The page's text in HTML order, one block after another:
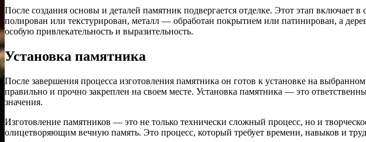
После создания основы и деталей памятник подвергается отделке. Этот этап
полирован или текстурирован, металл — обработан покрытием или патинирован, а
особую привлекательность и выразительность.
Установка памятника
После завершения процесса изготовления памятника он готов к установке на
правильно и прочно закреплен на своем месте. Установка памятника — это
значения.
Изготовление памятников — это не только технически сложный процесс, но и
олицетворяющим вечную память. Это процесс, который требует времени, навыков и